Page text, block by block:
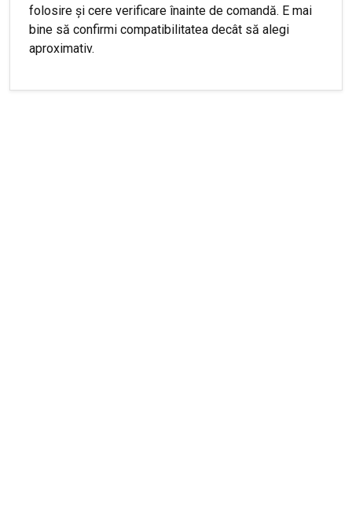
folosire și cere verificare înainte de comandă. E mai
bine să confirmi compatibilitatea decât să alegi
aproximativ.